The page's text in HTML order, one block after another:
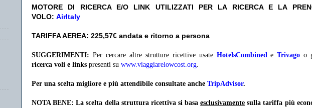
MOTORE DI RICERCA E/O LINK UTILIZZATI PER LA RICERCA E LA
VOLO: AirItaly
TARIFFA AEREA: 225,57€ andata e ritorno a persona
SUGGERIMENTI: Per cercare altre strutture ricettive usate HotelsCombinedeTrivago o
ricerca voli e links presenti su www.viaggiarelowcost.org.
Per una scelta migliore e più attendibile consultate anche TripAdvisor.
NOTA BENE: La scelta della struttura ricettiva si basaesclusivamente sulla tariffa più